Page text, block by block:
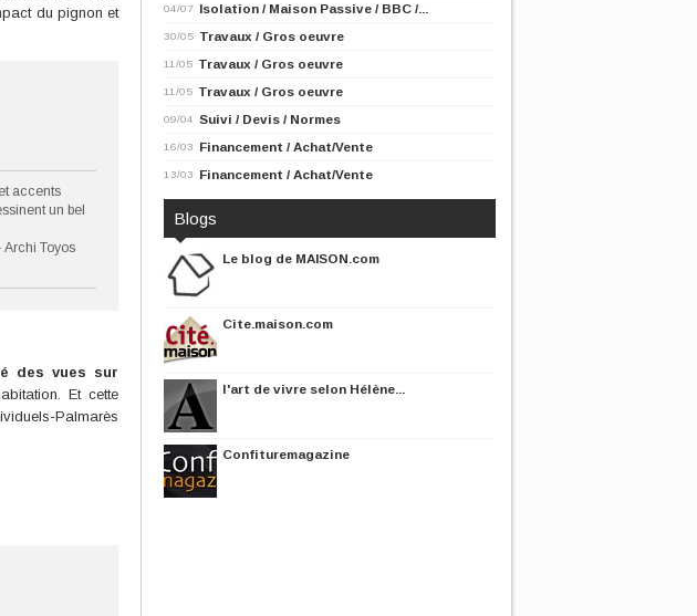
du pignon et
accents
un bel
Toyos
des vues sur
Et cette
Palmarès
04/07 Isolation / Maison Passive / BBC /...
30/05 Travaux / Gros oeuvre
11/05 Travaux / Gros oeuvre
11/05 Travaux / Gros oeuvre
09/04 Suivi / Devis / Normes
16/03 Financement / Achat/Vente
13/03 Financement / Achat/Vente
Blogs
Le blog de MAISON.com
Cite.maison.com
l'art de vivre selon Hélène...
Confituremagazine